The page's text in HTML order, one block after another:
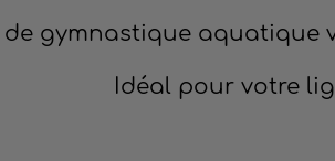
gymnastique aquatique
Idéal pour votre